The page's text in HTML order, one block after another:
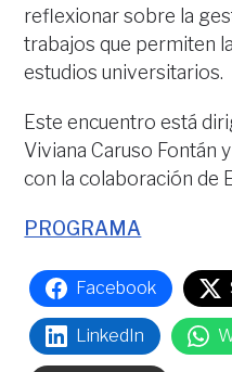
reflexionar sobre la
trabajos que permiten
estudios universitarios.
Este encuentro está
Viviana Caruso Fontán
con la colaboración de
PROGRAMA
Facebook
LinkedIn